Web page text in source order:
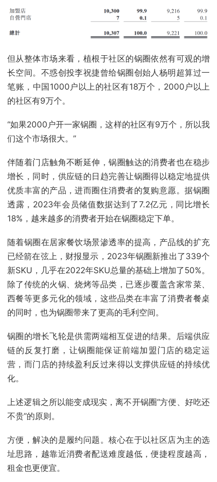
但从整体市场来看，植根于社区的锅圈依然有可观的增
长空间。不惑创投李祝捷曾给锅圈创始人杨明超算过一
笔账，中国1000户以上的社区有18万个，2000户以上
的社区有9万个。
“如果2000户开一家锅圈，这样的社区有9万个，所以我
们这个市场很大。”
伴随着门店触角不断延伸，锅圈触达的消费者也在稳步
增长，同时，供应链的日趋完善让锅圈得以稳定地提供
优质丰富的产品，进而圈住消费者的复购意愿。据锅圈
透露，2023年会员储值数据达到了7.2亿元，同比增长
18%，越来越多的消费者开始在锅圈稳定下单。
随着锅圈在居家餐饮场景渗透率的提高，产品线的扩充
已经箭在弦上，财报显示，2023年锅圈新推出了339个
新SKU，几乎在2022年SKU总量的基础上增加了50%。
除了传统的火锅、烧烤等品类，已逐步覆盖含家常菜、
西餐等更多元化的领域，这些品类在丰富了消费者餐桌
的同时，也为锅圈带来了更高的毛利空间。
锅圈的增长飞轮是供需两端相互促进的结果。后端供应
链的反复打磨，让锅圈能保证前端加盟门店的稳定运
营，而门店的持续盈利反过来得以支撑供应链的持续优
化。
上述逻辑之所以能变成现实，离不开锅圈“方便、好吃还
不贵”的原则。
方便，解决的是履约问题。核心在于以社区店为主的选
址思路，越靠近消费者配送难度越低，便捷程度越高，
租金也更便宜。